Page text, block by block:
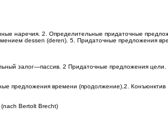
наречия. 2. Определительные придаточные
dessen (deren). 5. Придаточные предложения
залог—пассив. 2 Придаточные предложения
предложения времени (продолжение).2. Конъюнктив
Bertolt Brecht)